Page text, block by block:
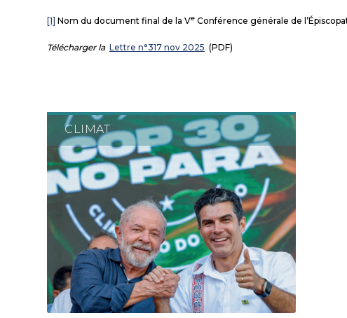
[1] Nom du document final de la Ve Conférence générale de
Télécharger la Lettre n°317 nov 2025 (PDF)
CLIMAT